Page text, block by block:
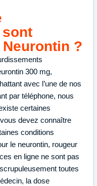
?
300 mg,
avec l’une de nos
par téléphone, nous
certaines
devez connaître
conditions
le neurontin, rougeur
en ligne ne sont pas
toutes
la dose